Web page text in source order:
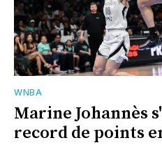
WNBA
Marine Johannès
record de points